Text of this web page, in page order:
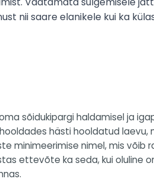
nii saare elanikele kui ka
sõidukipargi haldamisel ja
hästi hooldatud
minimeerimise nimel, mis võib
ettevõte ka seda, kui oluline